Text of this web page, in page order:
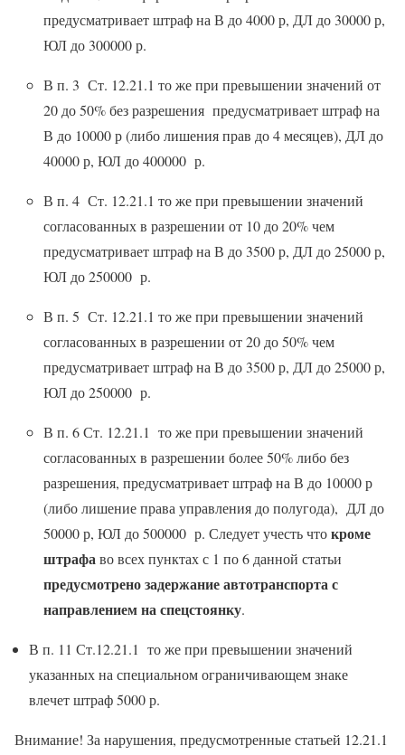
предусматривает штраф на В до 4000 р, ДЛ до 30000 р,
ЮЛ до 300000 р.
В п. 3 Ст. 12.21.1 то же при превышении значений от
20 до 50% без разрешения предусматривает штраф на
В до 10000 р (либо лишения прав до 4 месяцев), ДЛ до
40000 р, ЮЛ до 400000 р.
В п. 4 Ст. 12.21.1 то же при превышении значений
согласованных в разрешении от 10 до 20% чем
предусматривает штраф на В до 3500 р, ДЛ до 25000 р,
ЮЛ до 250000 р.
В п. 5 Ст. 12.21.1 то же при превышении значений
согласованных в разрешении от 20 до 50% чем
предусматривает штраф на В до 3500 р, ДЛ до 25000 р,
ЮЛ до 250000 р.
В п. 6 Ст. 12.21.1 то же при превышении значений
согласованных в разрешении более 50% либо без
разрешения, предусматривает штраф на В до 10000 р
(либо лишение права управления до полугода), ДЛ до
50000 р, ЮЛ до 500000 р. Следует учесть чтокроме
штрафаво всех пунктах с 1 по 6 данной статьи
предусмотрено задержание автотранспорта с
направлением на спецстоянку.
В п. 11 Ст.12.21.1 то же при превышении значений
указанных на специальном ограничивающем знаке
влечет штраф 5000 р.
Внимание! За нарушения, предусмотренные статьей 12.21.1